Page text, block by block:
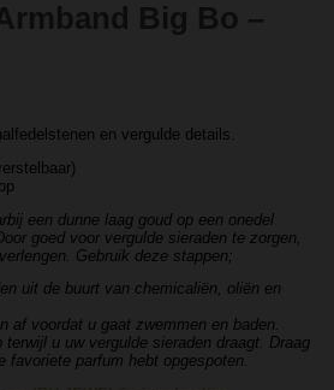
Big Bo –
en vergulde details.
een dunne laag goud op een onedel
goed voor vergulde sieraden te zorgen,
Gebruik deze stappen;
uit de buurt van chemicaliën, oliën en
af ​​voordat u gaat zwemmen en baden.
terwijl u uw vergulde sieraden draagt. Draag
favoriete parfum hebt opgespoten.